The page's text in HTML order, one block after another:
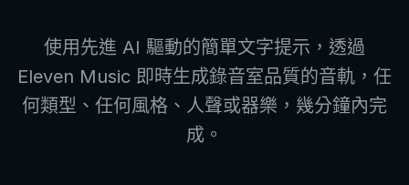
使用先進 AI 驅動的簡單文字提示，透過
Eleven Music 即時生成錄音室品質的音軌，任
何類型、任何風格、人聲或器樂，幾分鐘內完
成。